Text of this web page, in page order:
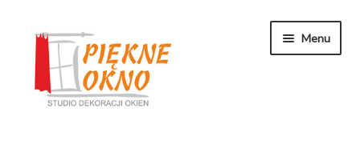
Przejdź
nawigacji
Przejdź
treści
Menu